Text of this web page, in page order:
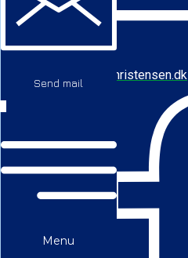
Send mail
Menu
cbc@baychristensen.dk